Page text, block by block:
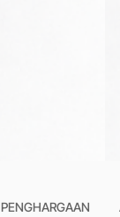
PENGHARGAAN